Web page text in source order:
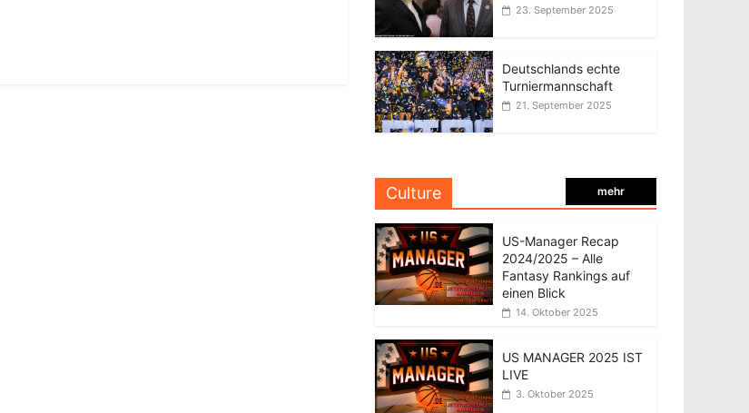
23. September 2025
Deutschlands echte
Turniermannschaft
21. September 2025
Culture mehr
US-Manager Recap
2024/2025 – Alle
Fantasy Rankings auf
einen Blick
14. Oktober 2025
US MANAGER 2025 IST
LIVE
3. Oktober 2025